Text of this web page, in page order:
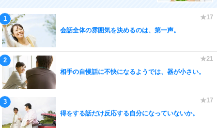
会話全体の雰囲気を決めるのは、第一声。
相手の自慢話に不快になるようでは、器が小さい。
得をする話だけ反応する自分になっていないか。